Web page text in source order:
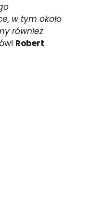
w tym około
również
Robert